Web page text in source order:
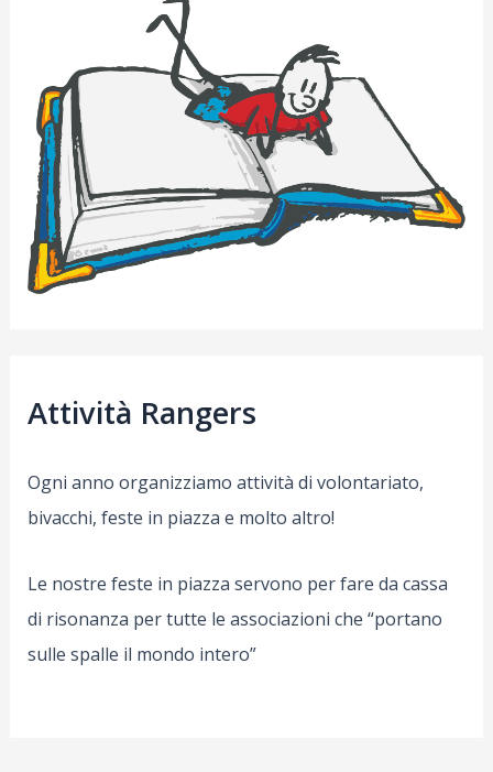
Attività Rangers
Ogni anno organizziamo attività di volontariato,
bivacchi, feste in piazza e molto altro!
Le nostre feste in piazza servono per fare da cassa
di risonanza per tutte le associazioni che “portano
sulle spalle il mondo intero”